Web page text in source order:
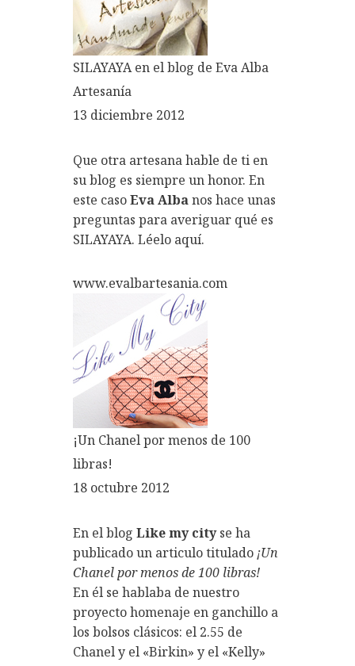
SILAYAYA en el blog de Eva Alba
Artesanía
13 diciembre 2012
Que otra artesana hable de ti en
su blog es siempre un honor. En
este casoEva Albanos hace unas
preguntas para averiguar qué es
SILAYAYA. Léelo aquí.
www.evalbartesania.com
¡Un Chanel por menos de 100
libras!
18 octubre 2012
En el blog Like my cityse ha
publicado un articulo titulado ¡Un
Chanel por menos de 100 libras!
En él se hablaba de nuestro
proyecto homenaje en ganchillo a
los bolsos clásicos: el 2.55 de
Chanel y el «Birkin» y el «Kelly»